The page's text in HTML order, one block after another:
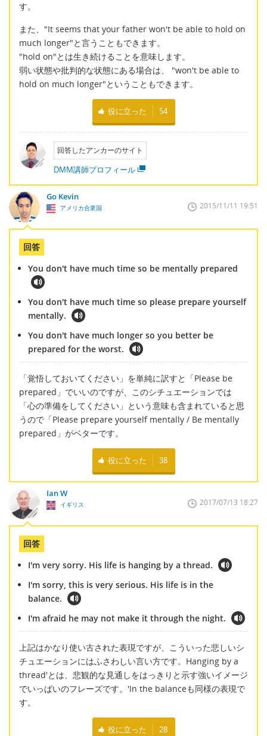
す。
また、"It seems that your father won't be able to hold on
much longer"と言うこともできます。
"hold on"とは生き続けることを意味します。
弱い状態や批判的な状態にある場合は、 "won't be able to
hold on much longer"ということもできます。
役に立った 54
回答したアンカーのサイト
DMM講師プロフィール
Go Kevin
アメリカ合衆国 2015/11/11 19:51
回答
You don't have much time so be mentally prepared
You don't have much time so please prepare yourself
mentally.
You don't have much longer so you better be
prepared for the worst.
「覚悟しておいてください」を単純に訳すと「Please be
prepared」でいいのですが、このシチュエーションでは
「心の準備をしてください」という意味も含まれていると思
うので「Please prepare yourself mentally / Be mentally
prepared」がベターです。
役に立った 38
Ian W
イギリス 2017/07/13 18:27
回答
I'm very sorry. His life is hanging by a thread.
I'm sorry, this is very serious. His life is in the
balance.
I'm afraid he may not make it through the night.
上記はかなり使い古された表現ですが、こういった悲しいシ
チュエーションにはふさわしい言い方です。Hanging by a
thread'とは、悲観的な見通しをはっきりと示す強いイメージ
でいっぱいのフレーズです。'In the balanceも同様の表現で
す。
役に立った 28